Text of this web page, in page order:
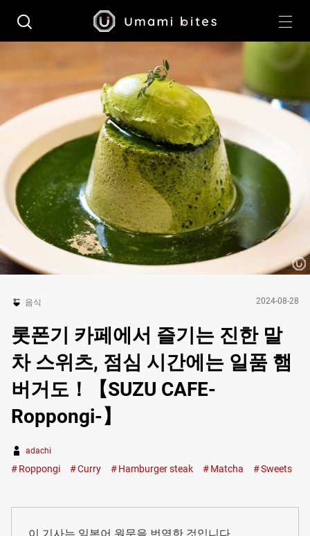
음식 2024-08-28
롯폰기 카페에서 즐기는 진한 말
차 스위츠, 점심 시간에는 일품 햄
버거도！【SUZU CAFE-
Roppongi-】
adachi
Roppongi Curry Hamburger steak Matcha Sweets